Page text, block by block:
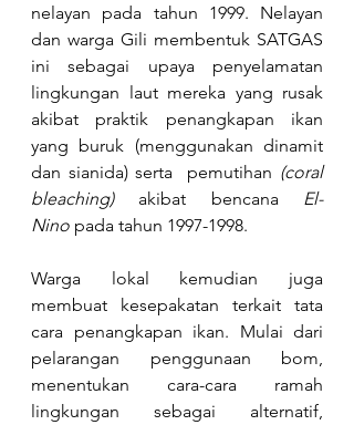
nelayan pada tahun 1999. Nelayan
dan warga Gili membentuk SATGAS
ini sebagai upaya penyelamatan
lingkungan laut mereka yang rusak
akibat praktik penangkapan ikan
yang buruk (menggunakan dinamit
dan sianida) serta  pemutihan (coral
bleaching) akibat bencana El-
Nino pada tahun 1997-1998.
Warga lokal kemudian juga
membuat kesepakatan terkait tata
cara penangkapan ikan. Mulai dari
pelarangan penggunaan bom,
menentukan cara-cara ramah
lingkungan sebagai alternatif,